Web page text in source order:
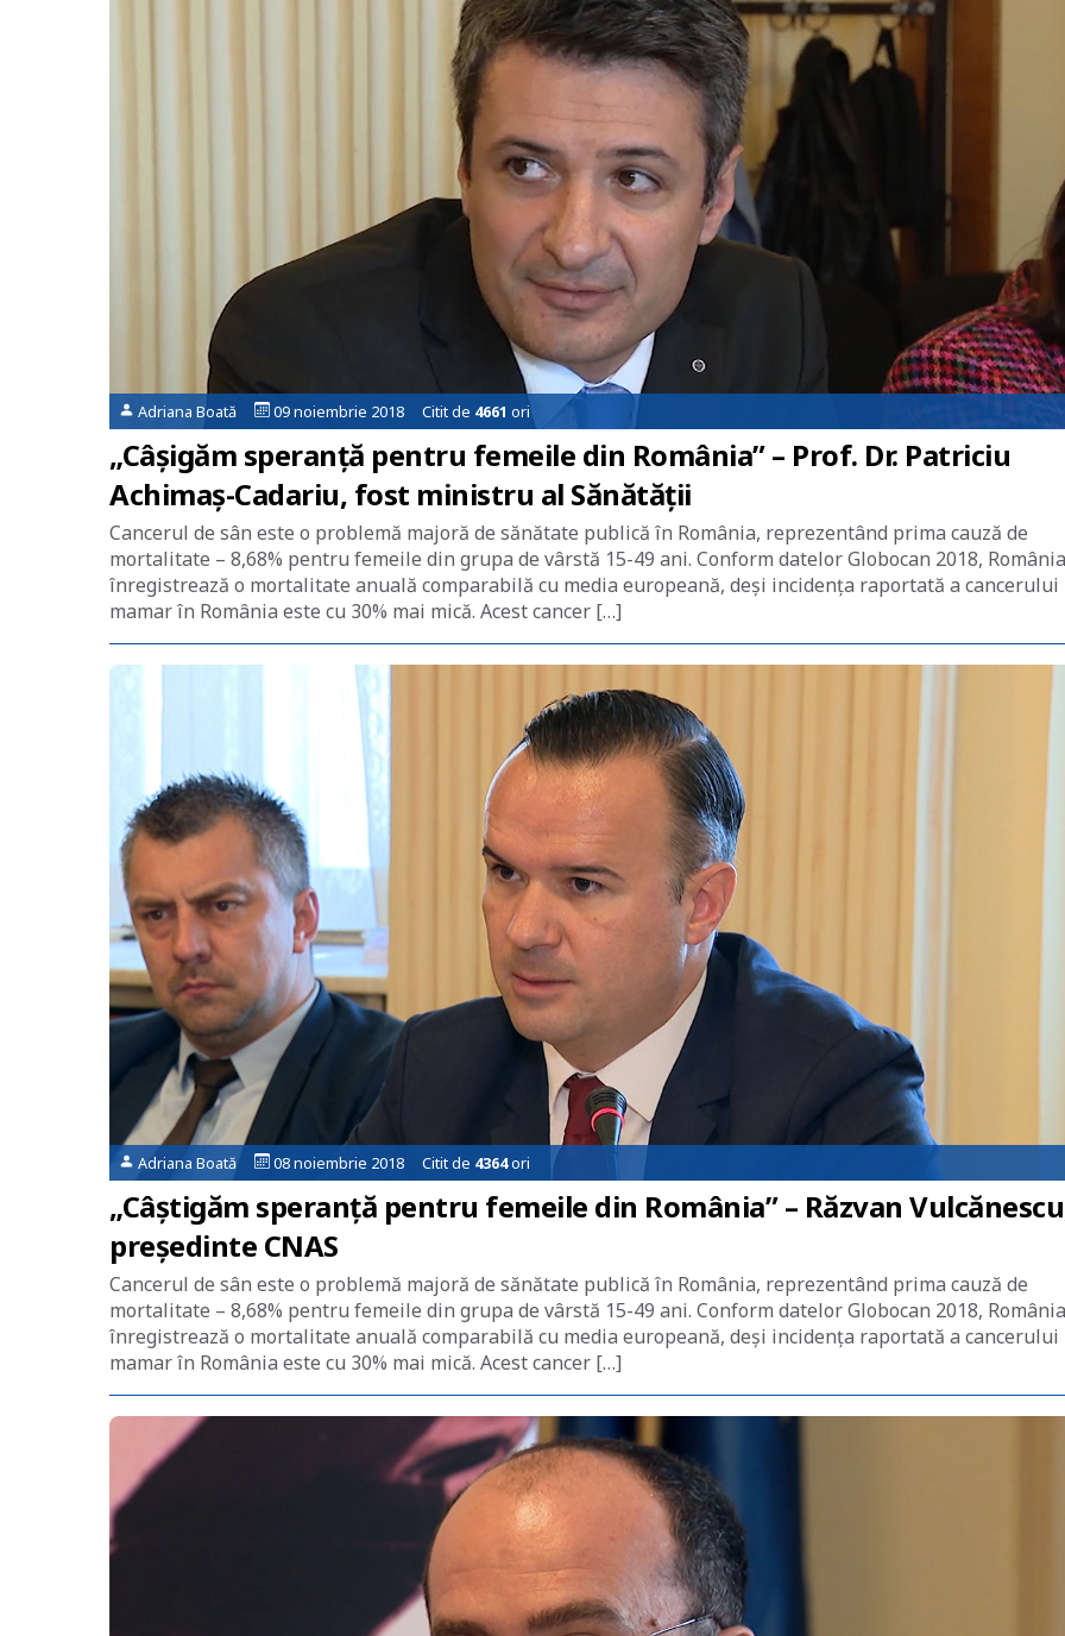
Adriana Boată 09 noiembrie 2018 Citit de 4661 ori
„Câșigăm speranță pentru femeile din România” – Prof. Dr. Patriciu
Achimaș-Cadariu, fost ministru al Sănătății
Cancerul de sân este o problemă majoră de sănătate publică în România, reprezentând prima cauză de
mortalitate – 8,68% pentru femeile din grupa de vârstă 15-49 ani. Conform datelor Globocan 2018, România
înregistrează o mortalitate anuală comparabilă cu media europeană, deși incidența raportată a cancerului
mamar în România este cu 30% mai mică. Acest cancer […]
Adriana Boată 08 noiembrie 2018 Citit de 4364ori
„Câștigăm speranță pentru femeile din România” – Răzvan
președinte CNAS
Cancerul de sân este o problemă majoră de sănătate publică în România, reprezentând prima cauză de
mortalitate – 8,68% pentru femeile din grupa de vârstă 15-49 ani. Conform datelor Globocan 2018, România
înregistrează o mortalitate anuală comparabilă cu media europeană, deși incidența raportată a cancerului
mamar în România este cu 30% mai mică. Acest cancer […]